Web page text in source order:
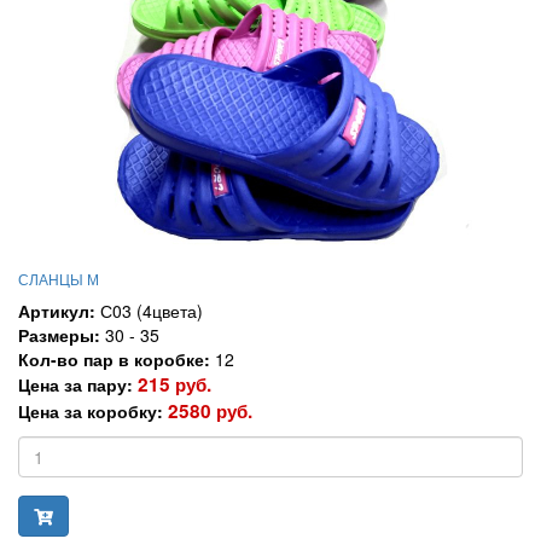
СЛАНЦЫ М
Артикул: С03 (4цвета)
Размеры: 30 - 35
Кол-во пар в коробке: 12
Цена за пару: 215 руб.
Цена за коробку: 2580 руб.